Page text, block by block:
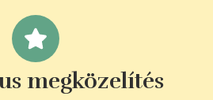
megközelítés